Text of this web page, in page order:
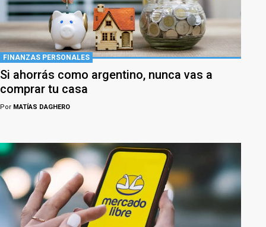
FINANZAS PERSONALES
Si ahorrás como argentino, nunca vas a
comprar tu casa
Por MATÍAS DAGHERO